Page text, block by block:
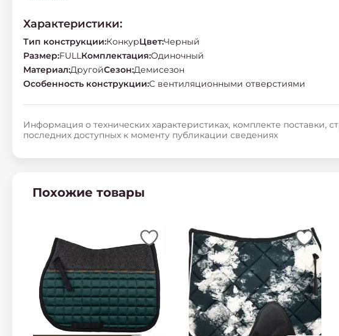
Характеристики:
Тип конструкции:КонкурЦвет:Черный
Размер:FULLКомплектация:Одиночный
Материал:ДругойСезон:Демисезон
Особенность конструкции:С вентиляционными отверстиями
Информация о технических характеристиках, комплекте поставки,
последних доступных к моменту публикации сведениях
Похожие товары